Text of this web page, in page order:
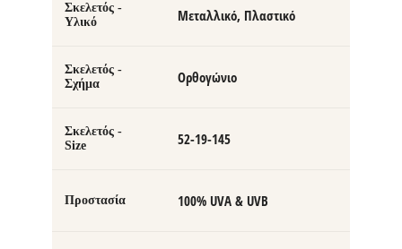
Σκελετός -
Υλικό
Μεταλλικό, Πλαστικό
Σκελετός -
Σχήμα
Ορθογώνιο
Σκελετός -
Size
52-19-145
Προστασία 100% UVA & UVB